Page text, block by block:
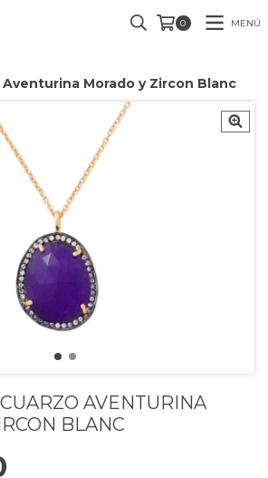
0 MENÚ
Morado y Zircon Blanc
AVENTURINA
BLANC